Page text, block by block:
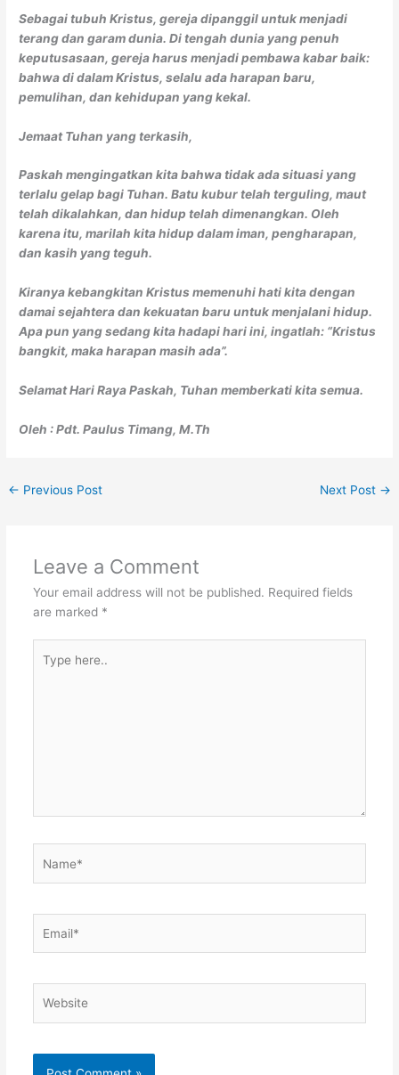
Sebagai tubuh Kristus, gereja dipanggil untuk menjadi
terang dan garam dunia. Di tengah dunia yang penuh
keputusasaan, gereja harus menjadi pembawa kabar baik:
bahwa di dalam Kristus, selalu ada harapan baru,
pemulihan, dan kehidupan yang kekal.
Jemaat Tuhan yang terkasih,
Paskah mengingatkan kita bahwa tidak ada situasi yang
terlalu gelap bagi Tuhan. Batu kubur telah terguling, maut
telah dikalahkan, dan hidup telah dimenangkan. Oleh
karena itu, marilah kita hidup dalam iman, pengharapan,
dan kasih yang teguh.
Kiranya kebangkitan Kristus memenuhi hati kita dengan
damai sejahtera dan kekuatan baru untuk menjalani hidup.
Apa pun yang sedang kita hadapi hari ini, ingatlah: “Kristus
bangkit, maka harapan masih ada”.
Selamat Hari Raya Paskah, Tuhan memberkati kita semua.
Oleh : Pdt. Paulus Timang, M.Th
← Previous Post Next Post →
Leave a Comment
Your email address will not be published. Required fields
are marked *
here..